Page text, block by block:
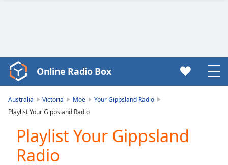
Video
Player
loading.
Video
Skip
Backward
Online Radio Box
Australia Victoria Moe
Your Gippsland Radio
Playlist Your Gippsland Radio
Playlist Your Gippsland
Radio